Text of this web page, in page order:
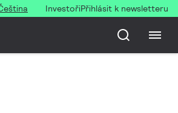
InvestořiPřihlásit k newsletteru